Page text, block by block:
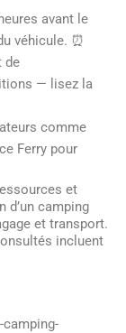
avant le
véhicule. ⏰
de
— lisez la
comme
Ferry pour
et
d’un camping
et transport.
incluent